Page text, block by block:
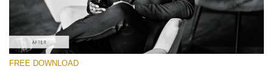
(230 Lr Presets)
Must-Have Collection
(1432 Lr Presets)
FREE DOWNLOAD